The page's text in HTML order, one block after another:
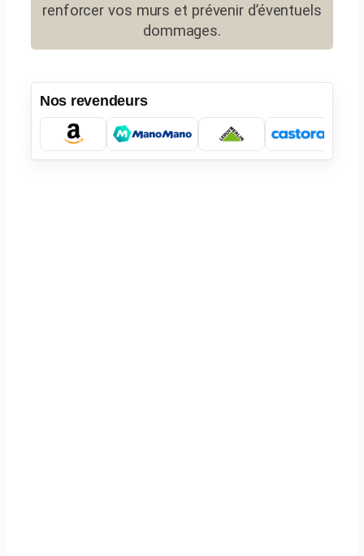
renforcer vos murs et prévenir d’éventuels
dommages.
Nos revendeurs